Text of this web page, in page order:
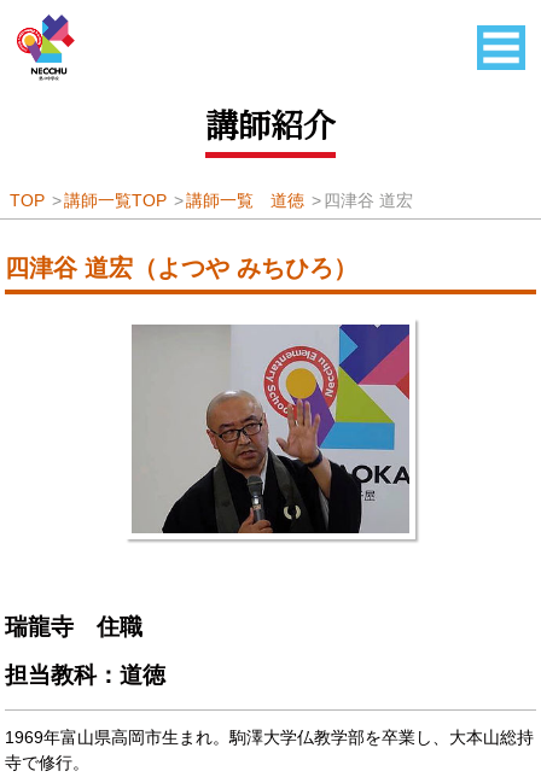
講師紹介
TOP 講師一覧TOP 講師一覧 道徳 四津谷 道宏
四津谷 道宏（よつや みちひろ）
瑞龍寺 住職
担当教科：道徳
1969年富山県高岡市生まれ。駒澤大学仏教学部を卒業し、大本山総持
寺で修行。